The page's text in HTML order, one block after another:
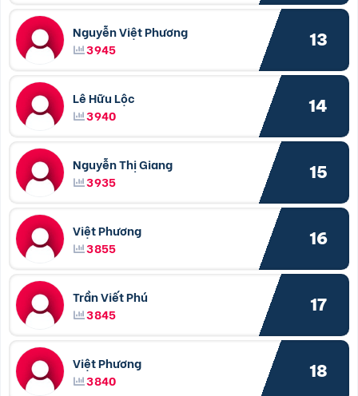
Nguyễn Việt Phương
3945
13
Lê Hữu Lộc
3940
14
Nguyễn Thị Giang
3935
15
Việt Phương
3855
16
Trần Viết Phú
3845
17
Việt Phương
3840
18